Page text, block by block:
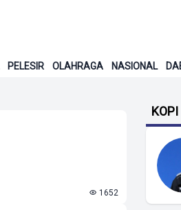
PELESIR OLAHRAGA NASIONAL
1652